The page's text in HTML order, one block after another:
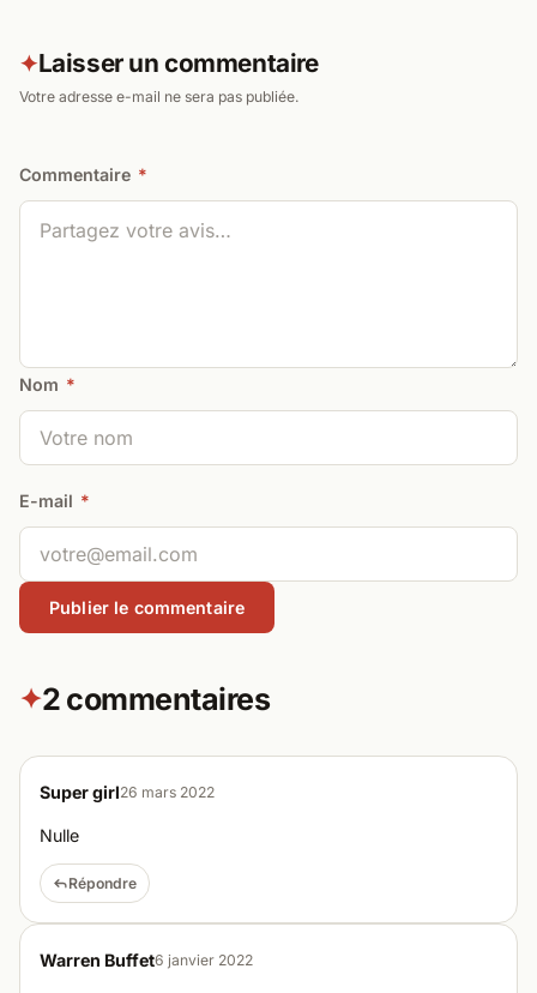
✦Laisser un commentaire
Votre adresse e-mail ne sera pas publiée.
Commentaire *
Nom *
E-mail *
✦2 commentaires
Super girl26 mars 2022
Nulle
Répondre
Warren Buffet6 janvier 2022